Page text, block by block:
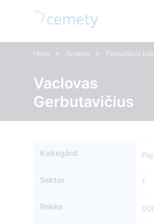
Hjem > Avdøde > Pajautiškių
Vaclovas
Gerbutavičius
Kirkegård
Sektor 1
Rekke